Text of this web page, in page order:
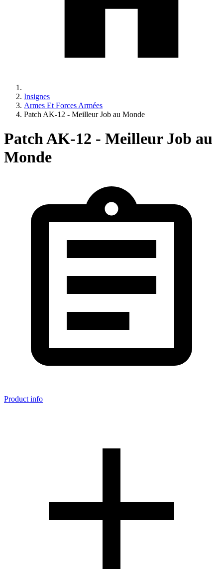
Insignes
Armes Et Forces Armées
Patch AK-12 - Meilleur Job au Monde
Patch AK-12 - Meilleur Job au
Monde
Product info